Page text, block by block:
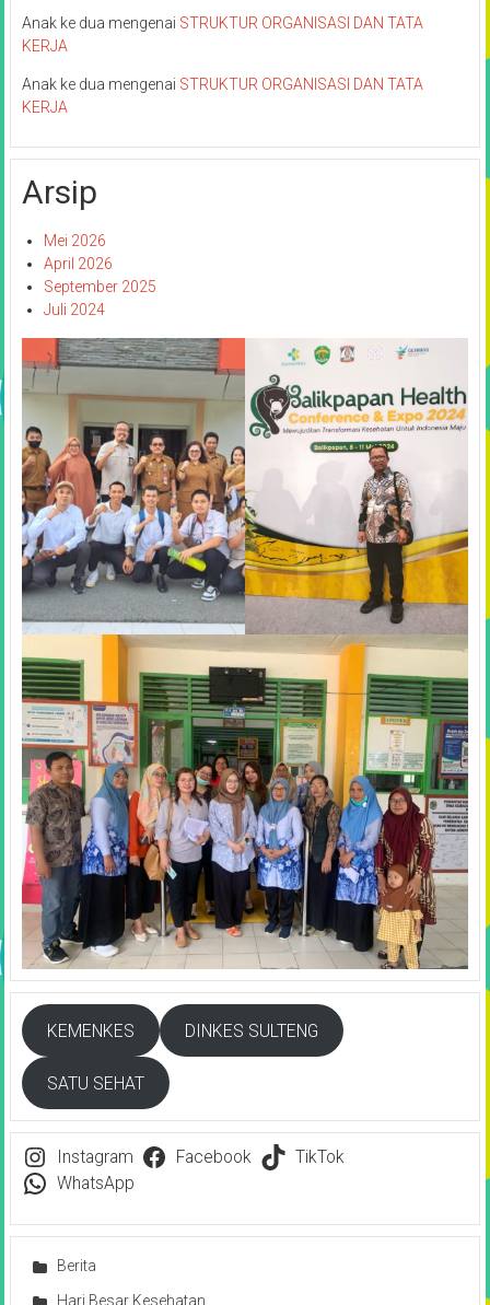
Anak ke dua mengenai STRUKTUR ORGANISASI DAN TATA
KERJA
Anak ke dua mengenai STRUKTUR ORGANISASI DAN TATA
KERJA
Arsip
Mei 2026
April 2026
September 2025
Juli 2024
KEMENKES DINKES SULTENG
SATU SEHAT
Instagram Facebook
TikTok
WhatsApp
Berita
Hari Besar Kesehatan